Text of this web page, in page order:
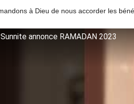
à Dieu de nous accorder les
annonce RAMADAN 2023